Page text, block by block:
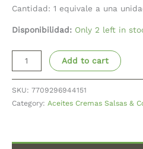
Cantidad: 1 equivale a una
Disponibilidad: Only 2 left in
Add to cart
SKU: 7709296944151
Category: Aceites Cremas Salsas &